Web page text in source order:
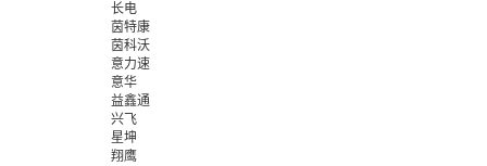
长电
茵特康
茵科沃
意力速
意华
益鑫通
兴飞
星坤
翔鹰